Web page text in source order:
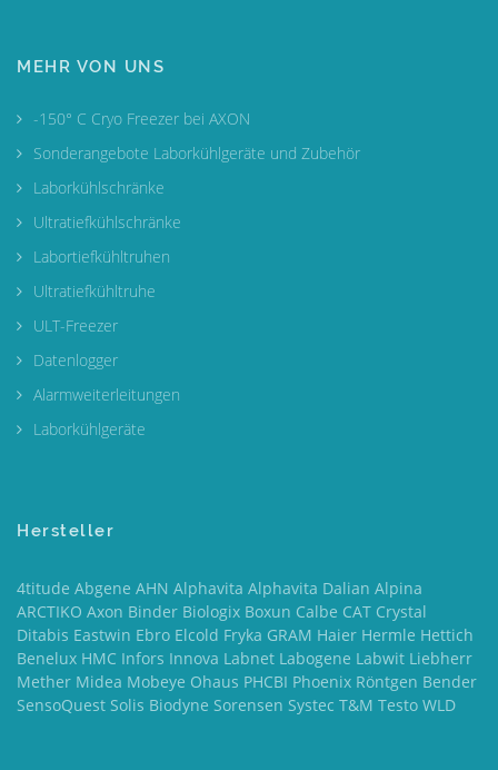
MEHR VON UNS
-150° C Cryo Freezer bei AXON
Sonderangebote Laborkühlgeräte und Zubehör
Laborkühlschränke
Ultratiefkühlschränke
Labortiefkühltruhen
Ultratiefkühltruhe
ULT-Freezer
Datenlogger
Alarmweiterleitungen
Laborkühlgeräte
Hersteller
4titude Abgene AHN Alphavita Alphavita Dalian Alpina
ARCTIKO Axon Binder Biologix Boxun Calbe CAT Crystal
Ditabis Eastwin Ebro Elcold Fryka GRAM Haier Hermle Hettich
Benelux HMC Infors Innova Labnet Labogene Labwit Liebherr
Mether Midea Mobeye Ohaus PHCBI Phoenix Röntgen Bender
SensoQuest Solis Biodyne Sorensen Systec T&M Testo WLD